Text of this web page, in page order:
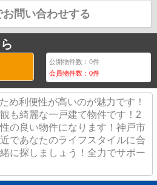
お問い合わせする
公開物件数：0件
会員物件数：0件
め利便性が高いのが魅力です！
も綺麗な一戸建て物件です！2
の良い物件になります！神戸市
であなたのライフスタイルに合
に探しましょう！全力でサポー